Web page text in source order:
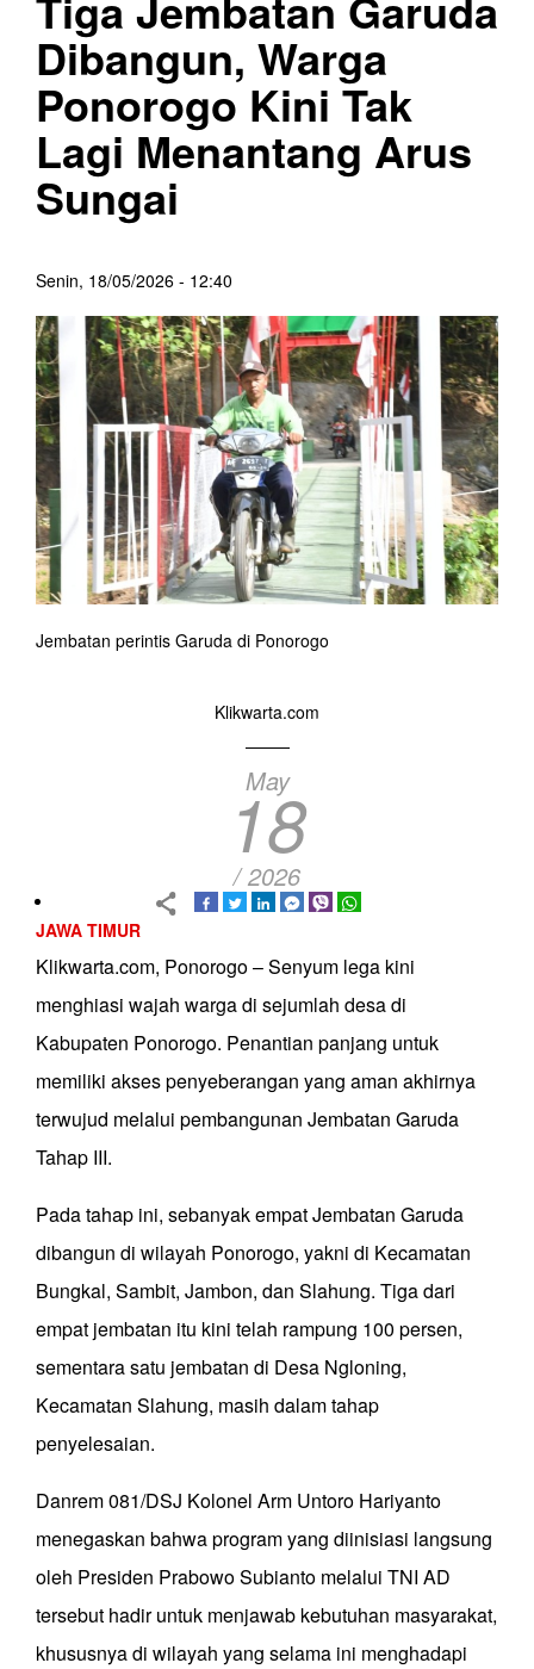
Dibangun, Warga
Ponorogo Kini Tak
Lagi Menantang Arus
Sungai
Senin, 18/05/2026 - 12:40
Jembatan perintis Garuda di Ponorogo
Klikwarta.com
May
18
/ 2026
JAWA TIMUR
Klikwarta.com, Ponorogo – Senyum lega kini
menghiasi wajah warga di sejumlah desa di
Kabupaten Ponorogo. Penantian panjang untuk
memiliki akses penyeberangan yang aman akhirnya
terwujud melalui pembangunan Jembatan Garuda
Tahap III.
Pada tahap ini, sebanyak empat Jembatan Garuda
dibangun di wilayah Ponorogo, yakni di Kecamatan
Bungkal, Sambit, Jambon, dan Slahung. Tiga dari
empat jembatan itu kini telah rampung 100 persen,
sementara satu jembatan di Desa Ngloning,
Kecamatan Slahung, masih dalam tahap
penyelesaian.
Danrem 081/DSJ Kolonel Arm Untoro Hariyanto
menegaskan bahwa program yang diinisiasi langsung
oleh Presiden Prabowo Subianto melalui TNI AD
tersebut hadir untuk menjawab kebutuhan masyarakat,
khususnya di wilayah yang selama ini menghadapi